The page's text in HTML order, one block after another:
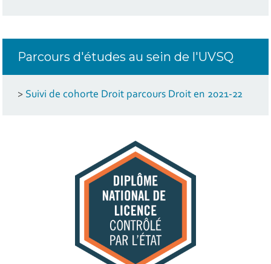
Parcours d'études au sein de l'UVSQ
> Suivi de cohorte Droit parcours Droit en 2021-22